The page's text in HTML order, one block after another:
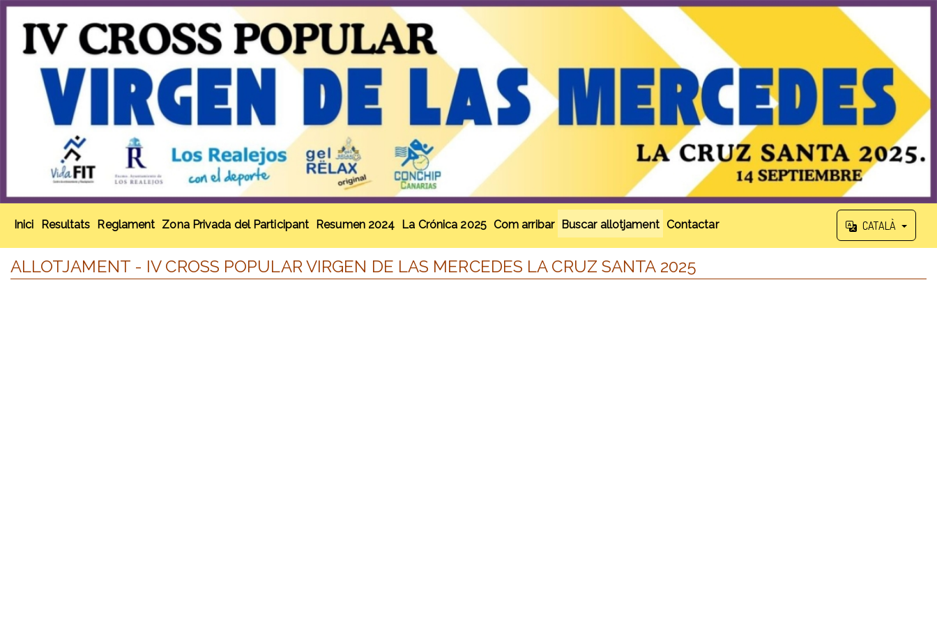
Inici Resultats Reglament Zona Privada del Participant Resumen 2024 La Crónica 2025 Com arribar Buscar allotjament Contactar CATALÀ
ALLOTJAMENT - IV CROSS POPULAR VIRGEN DE LAS MERCEDES LA CRUZ SANTA 2025